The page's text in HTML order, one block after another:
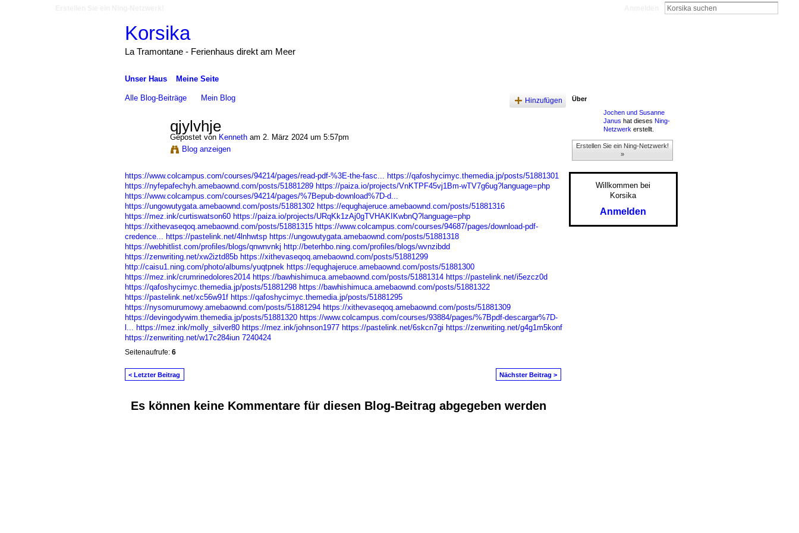
Korsika
La Tramontane - Ferienhaus direkt am Meer
Unser Haus Meine Seite
Alle Blog-Beiträge Mein Blog Hinzufügen
qjylvhje
Gepostet von Kennetham 2. März 2024 um 5:57pm
Blog anzeigen
https://www.colcampus.com/courses/94214/pages/read-pdf-%3E-the-fasc... https://qafoshycimyc.themedia.jp/posts/51881301
https://nyfepafechyh.amebaownd.com/posts/51881289 https://paiza.io/projects/VnKTPF45vj1Bm-wTV7g6ug?language=php
https://www.colcampus.com/courses/94214/pages/%7Bepub-download%7D-d...
https://ungowutygata.amebaownd.com/posts/51881302 https://equghajeruce.amebaownd.com/posts/51881316
https://mez.ink/curtiswatson60 https://paiza.io/projects/URqKk1zAj0gTVHAKIKwbnQ?language=php
https://xithevaseqoq.amebaownd.com/posts/51881315 https://www.colcampus.com/courses/94687/pages/download-pdf-
credence... https://pastelink.net/4lnhwtsp https://ungowutygata.amebaownd.com/posts/51881318
https://webhitlist.com/profiles/blogs/qnwnvnkj http://beterhbo.ning.com/profiles/blogs/wvnzibdd
https://zenwriting.net/xw2iztd85b https://xithevaseqoq.amebaownd.com/posts/51881299
http://caisu1.ning.com/photo/albums/yuqtpnek https://equghajeruce.amebaownd.com/posts/51881300
https://mez.ink/crumrinedolores2014 https://bawhishimuca.amebaownd.com/posts/51881314 https://pastelink.net/i5ezcz0d
https://qafoshycimyc.themedia.jp/posts/51881298 https://bawhishimuca.amebaownd.com/posts/51881322
https://pastelink.net/xc56w91f https://qafoshycimyc.themedia.jp/posts/51881295
https://nysomurumowy.amebaownd.com/posts/51881294 https://xithevaseqoq.amebaownd.com/posts/51881309
https://devingodywim.themedia.jp/posts/51881320 https://www.colcampus.com/courses/93884/pages/%7Bpdf-descargar%7D-
l... https://mez.ink/molly_silver80 https://mez.ink/johnson1977 https://pastelink.net/6skcn7gi https://zenwriting.net/g4g1m5konf
https://zenwriting.net/w17c284iun 7240424
Seitenaufrufe: 6
< Letzter Beitrag Nächster Beitrag >
Es können keine Kommentare für diesen Blog-Beitrag abgegeben werden
Über
Jochen und Susanne
Janus hat dieses Ning-
Netzwerk erstellt.
Erstellen Sie ein Ning-Netzwerk!
»
Willkommen bei
Korsika
Anmelden